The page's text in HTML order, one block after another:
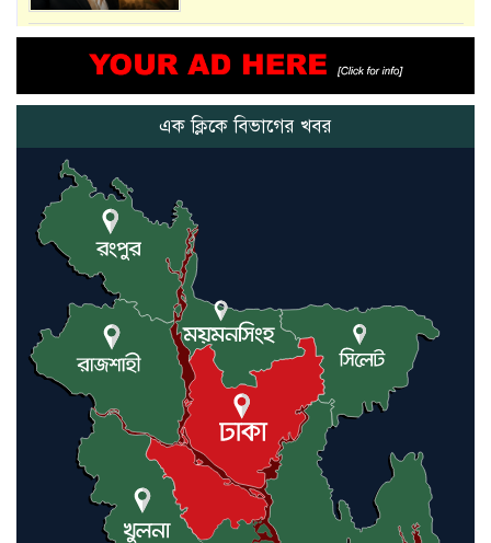
মানুষের উপকার হয় : প্রধানমন্ত্রী
যুক্তরাষ্ট্র ও ইসরায়েল বাদে হরমুজ
প্রণালি সবার জন্য উন্মুক্ত: আরাকচি
এবার চীনের দ্বারস্থ হলেন ডোনাল্ড
ট্রাম্প
ইরানে কঠোর হামলা অব্যাহত রাখতে
ট্রাম্পকে আহ্বান সৌদি আরবের
এক ক্লিকে বিভাগের খবর